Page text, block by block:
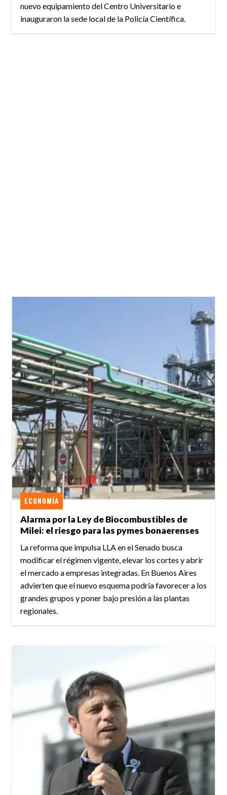
nuevo equipamiento del Centro Universitario e
inauguraron la sede local de la Policía Científica.
Alarma por la Ley de Biocombustibles de
Milei: el riesgo para las pymes bonaerenses
ECONOMÍA
La reforma que impulsa LLA en el Senado busca
modificar el régimen vigente, elevar los cortes y abrir
el mercado a empresas integradas. En Buenos Aires
advierten que el nuevo esquema podría favorecer a los
grandes grupos y poner bajo presión a las plantas
regionales.